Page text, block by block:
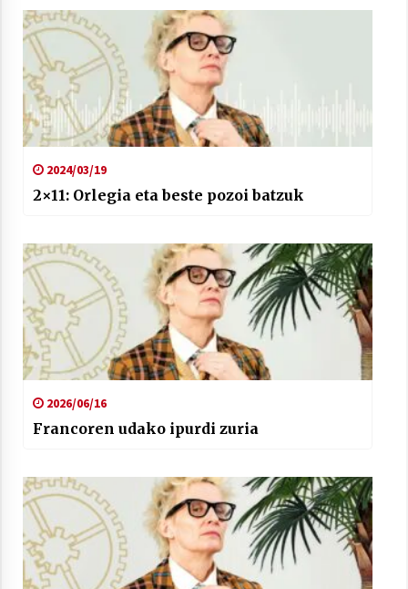
2024/03/19
2×11: Orlegia eta beste pozoi batzuk
2026/06/16
Francoren udako ipurdi zuria